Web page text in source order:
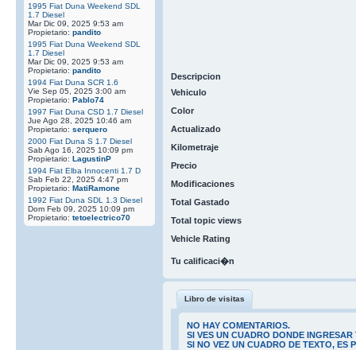
1995 Fiat Duna Weekend SDL
1.7 Diesel
Mar Dic 09, 2025 9:53 am
Propietario: pandito
1995 Fiat Duna Weekend SDL
1.7 Diesel
Mar Dic 09, 2025 9:53 am
Propietario: pandito
1994 Fiat Duna SCR 1.6
Vie Sep 05, 2025 3:00 am
Propietario: Pablo74
1997 Fiat Duna CSD 1.7 Diesel
Jue Ago 28, 2025 10:46 am
Propietario: serquero
2000 Fiat Duna S 1.7 Diesel
Sab Ago 16, 2025 10:09 pm
Propietario: LagustinP
1994 Fiat Elba Innocenti 1.7 D
Sab Feb 22, 2025 4:47 pm
Propietario: MatiRamone
1992 Fiat Duna SDL 1.3 Diesel
Dom Feb 09, 2025 10:09 pm
Propietario: tetoelectrico70
Descripcion
Vehiculo
Color
Actualizado
Kilometraje
Precio
Modificaciones
Total Gastado
Total topic views
Vehicle Rating
Tu calificaci�n
Libro de visitas
NO HAY COMENTARIOS.
SI VES UN CUADRO DONDE
SI NO VEZ UN CUADRO DE TEXTO, ES